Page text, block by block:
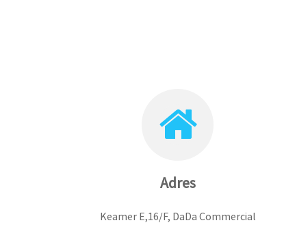
Adres
Keamer E,16/F, DaDa Commercial